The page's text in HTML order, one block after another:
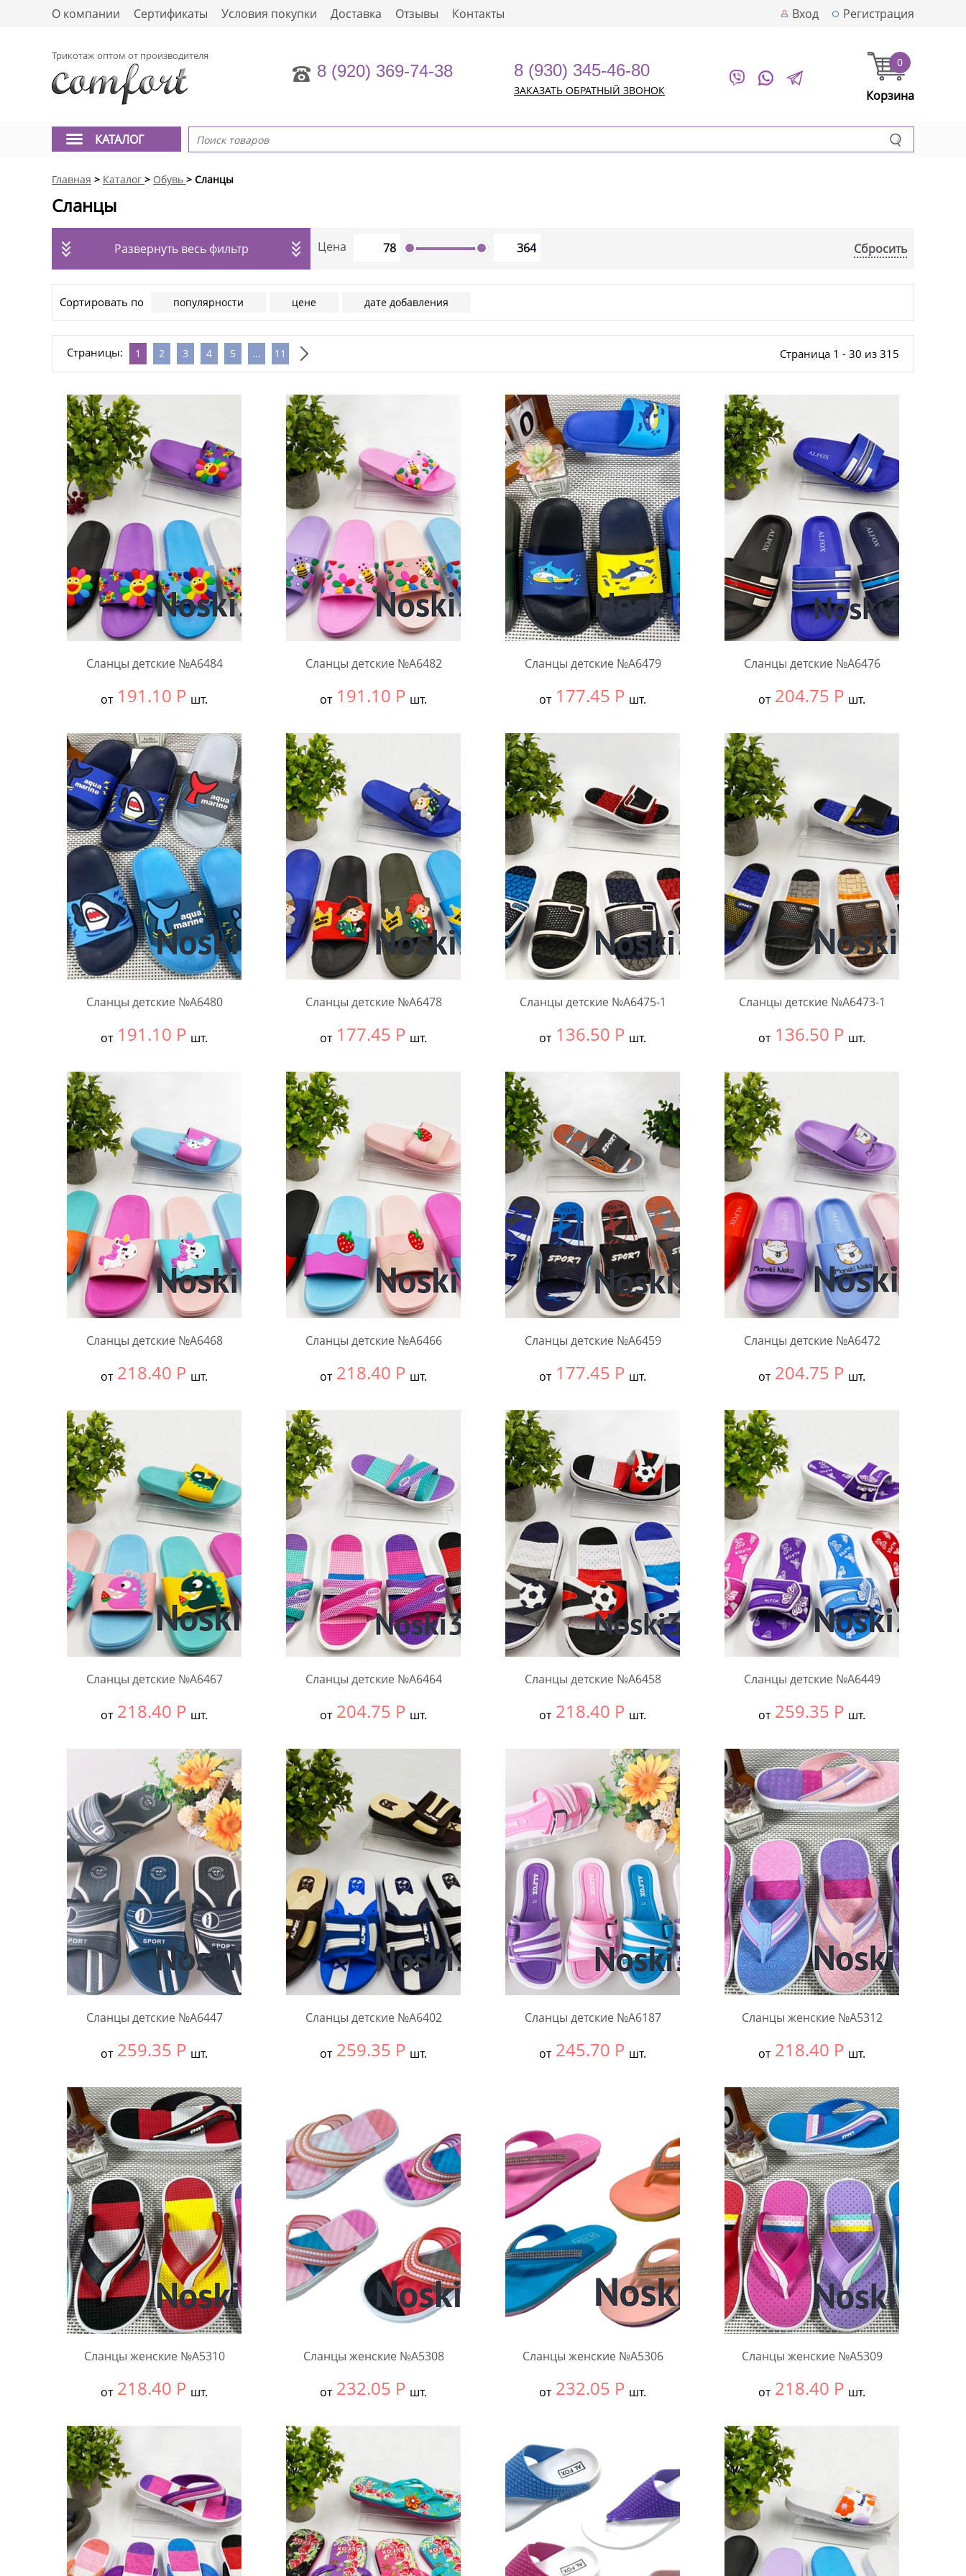
О компании Сертификаты Условия покупки Доставка Отзывы Контакты Вход Регистрация
Трикотаж оптом от производителя
8 (920) 369-74-38 8 (930) 345-46-80
ЗАКАЗАТЬ ОБРАТНЫЙ ЗВОНОК
0
Корзина
КАТАЛОГ
Главная > Каталог > Обувь > Сланцы
Сланцы
Развернуть весь фильтр Цена Сбросить
Сортировать по популярности цене дате добавления
Страницы: 1 2 3 4 5 ... 11 Страница 1 - 30 из 315
Сланцы детские №А6484
от 191.10 Р шт.
В упаковке:
12 шт.
Количество:
Сланцы детские №А6482
от 191.10 Р шт.
В упаковке:
Количество:
Сланцы детские №А6479
от 177.45 Р шт.
В упаковке:
Количество:
Сланцы детские №А6476
от 204.75 Р шт.
В упаковке:
Количество:
Сланцы детские №А6480
от 191.10 Р шт.
В упаковке:
Количество:
Сланцы детские №А6478
от 177.45 Р шт.
В упаковке:
Количество:
Сланцы детские №А6475-1
от 136.50 Р шт.
В упаковке:
Количество:
Сланцы детские №А6473-1
от 136.50 Р шт.
В упаковке:
Количество:
Сланцы детские №А6468
от 218.40 Р шт.
В упаковке:
Количество:
Сланцы детские №А6466
от 218.40 Р шт.
В упаковке:
Количество:
Сланцы детские №А6459
от 177.45 Р шт.
В упаковке:
Количество:
Сланцы детские №А6472
от 204.75 Р шт.
В упаковке:
Количество:
Сланцы детские №А6467
от 218.40 Р шт.
12 шт.
Количество:
Сланцы детские №А6464
от 204.75 Р шт.
В упаковке:
Количество:
Сланцы детские №А6458
от 218.40 Р шт.
12 шт.
Количество:
Сланцы детские №А6449
от 259.35 Р шт.
В упаковке:
12 шт.
Количество:
Сланцы детские №А6447
от 259.35 Р шт.
В упаковке:
12 шт.
Количество:
Сланцы детские №А6402
от 259.35 Р шт.
Количество:
Сланцы детские №А6187
от 245.70 Р шт.
Количество:
Сланцы женские №А5312
от 218.40 Р шт.
В упаковке:
12 шт.
Количество:
Сланцы женские №А5310
от 218.40 Р шт.
В упаковке:
Количество:
Сланцы женские №А5308
от 232.05 Р шт.
В упаковке:
Количество:
Сланцы женские №А5306
от 232.05 Р шт.
В упаковке:
Количество:
Сланцы женские №А5309
от 218.40 Р шт.
В упаковке:
Количество: